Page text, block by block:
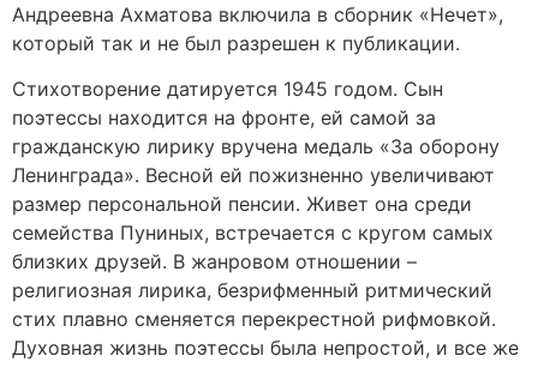
Андреевна Ахматова включила в сборник «Нечет»,
который так и не был разрешен к публикации.
Стихотворение датируется 1945 годом. Сын
поэтессы находится на фронте, ей самой за
гражданскую лирику вручена медаль «За оборону
Ленинграда». Весной ей пожизненно увеличивают
размер персональной пенсии. Живет она среди
семейства Пуниных, встречается с кругом самых
близких друзей. В жанровом отношении –
религиозная лирика, безрифменный ритмический
стих плавно сменяется перекрестной рифмовкой.
Духовная жизнь поэтессы была непростой, и все же